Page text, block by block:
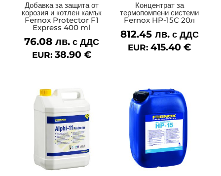
Добавка за защита от
корозия и котлен камък
Fernox Protector F1
Express 400 ml
76.08 лв. с ДДС
EUR: 38.90 €
Концентрат за
термопомпени системи
Fernox HP-15C 20л
812.45 лв. с ДДС
EUR: 415.40 €